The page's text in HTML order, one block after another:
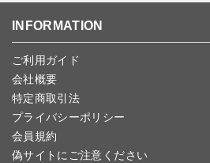
予約商品など一部キャンセルが出来ない
じめご了承ください。
こちらよりご依頼ください。
INFORMATION
ご利用ガイド
会社概要
特定商取引法
プライバシーポリシー
会員規約
偽サイトにご注意ください